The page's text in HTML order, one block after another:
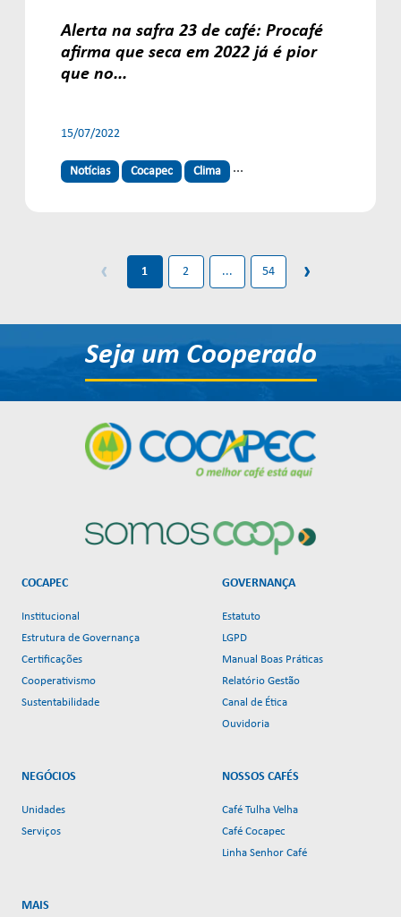
Alerta na safra 23 de café: Procafé
afirma que seca em 2022 já é pior
que no...
15/07/2022
Notícias Cocapec Clima ...
‹ 1 2 ... 54 ›
Seja um Cooperado
COCAPEC
Institucional
Estrutura de Governança
Certificações
Cooperativismo
Sustentabilidade
GOVERNANÇA
Estatuto
LGPD
Manual Boas Práticas
Relatório Gestão
Canal de Ética
Ouvidoria
NEGÓCIOS
Unidades
Serviços
NOSSOS CAFÉS
Café Tulha Velha
Café Cocapec
Linha Senhor Café
MAIS